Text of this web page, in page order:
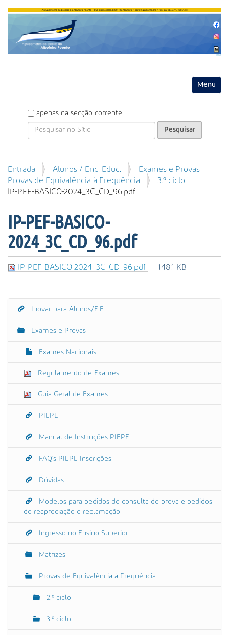
Toggle
P
e
i
s
a
apenas na secção corrente
P
e
s
a
A
v
ç
Entrada Alunos / Enc. Educ.
Exames e Provas
Provas de Equivalência à Frequência
3.º ciclo
IP-PEF-BASICO-2024_3C_CD_96.pdf
IP-PEF-BASICO-
2024_3C_CD_96.pdf
IP-PEF-BASICO-2024_3C_CD_96.pdf — 148.1 KB
N
Inovar para Alunos/E.E.
Exames e Provas
Exames Nacionais
Regulamento de Exames
Guia Geral de Exames
PIEPE
Manual de Instruções PIEPE
FAQ's PIEPE Inscrições
Dúvidas
Modelos para pedidos de consulta de prova e pedidos
de reapreciação e reclamação
Ingresso no Ensino Superior
Matrizes
Provas de Equivalência à Frequência
2.º ciclo
3.º ciclo